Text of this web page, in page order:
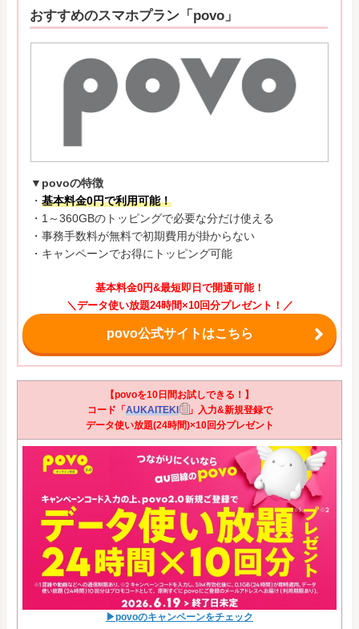
おすすめのスマホプラン「povo」
▼povoの特徴
・ 基本料金0円で利用可能！
・1～360GBのトッピングで必要な分だけ使える
・事務手数料が無料で初期費用が掛からない
・キャンペーンでお得にトッピング可能
基本料金0円&最短即日で開通可能！
＼データ使い放題24時間×10回分プレゼント！／
povo公式サイトはこちら
【povoを10日間お試しできる！】
コード「AUKAITEKI
」入力&新規登録で
データ使い放題(24時間)×10回分プレゼント
▶povoのキャンペーンをチェック